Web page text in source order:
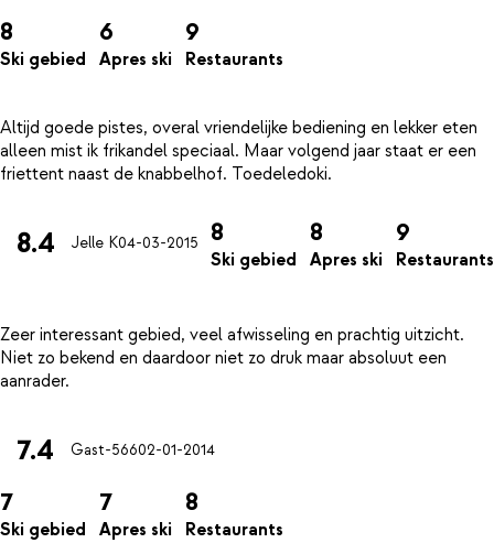
8
Ski gebied
6
Apres ski
9
Restaurants
Altijd goede pistes, overal vriendelijke bediening en lekker eten
alleen mist ik frikandel speciaal. Maar volgend jaar staat er een
8.4 Jelle K04-03-2015 8
Ski gebied
8
Apres ski
9
Restaurants
Zeer interessant gebied, veel afwisseling en prachtig uitzicht.
Niet zo bekend en daardoor niet zo druk maar absoluut een
7.4 Gast-56602-01-2014
7
Ski gebied
7
Apres ski
8
Restaurants